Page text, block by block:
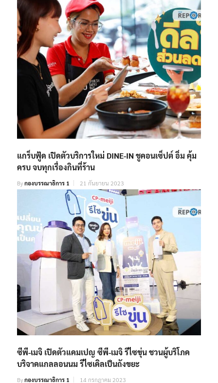
แกร็บฟู้ด เปิดตัวบริการใหม่ DINE-IN ชูคอนเซ็ปต์ อิ่ม คุ้ม
ครบ จบทุกเรื่องกินที่ร้าน
Byกองบรรณาธิการ 1 21 กันยายน 2023
ซีพี-เมจิ เปิดตัวแคมเปญ ซีพี-เมจิ รีไซขุ่น ชวนผู้บริโภค
บริจาคแกลลอนนม รีไซเคิลเป็นถังขยะ
Byกองบรรณาธิการ 1 14 กรกฎาคม 2023